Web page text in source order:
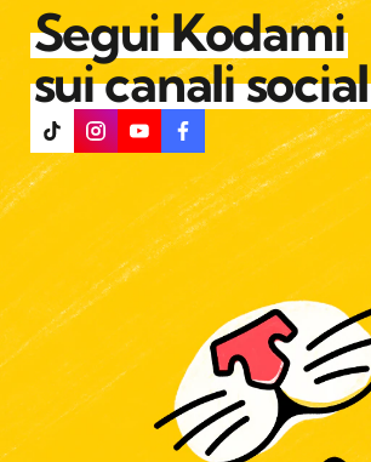
Segui Kodami
sui canali social